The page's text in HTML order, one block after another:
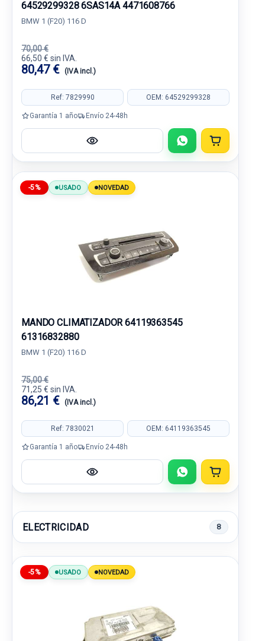
64529299328 6SAS14A 4471608766
BMW 1 (F20) 116 D
70,00 €
66,50 € sin IVA.
80,47 € (IVA incl.)
Ref: 7829990 OEM: 64529299328
Garantía 1 año Envío 24-48h
-5% USADO NOVEDAD
MANDO CLIMATIZADOR 64119363545
61316832880
BMW 1 (F20) 116 D
75,00 €
71,25 € sin IVA.
86,21 € (IVA incl.)
Ref: 7830021 OEM: 64119363545
Garantía 1 año Envío 24-48h
ELECTRICIDAD 8
-5% USADO NOVEDAD